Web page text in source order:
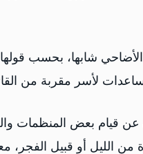
شابها، بحسب
لأسر مقربة من
قيام بعض المنظمات
من الليل أو قبيل الفجر،